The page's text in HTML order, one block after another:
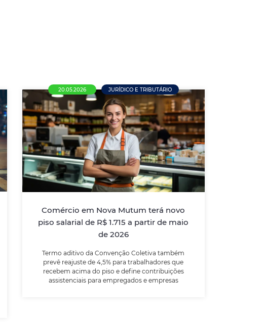
20.05.2026 JURÍDICO E TRIBUTÁRIO
Comércio em Nova Mutum terá novo
piso salarial de R$ 1.715 a partir de maio
de 2026
Termo aditivo da Convenção Coletiva também
prevê reajuste de 4,5% para trabalhadores que
recebem acima do piso e define contribuições
assistenciais para empregados e empresas
Comércio em Nova Mutum terá
novo piso salarial de R$ 1.715 a
partir de maio de 2026
Termo aditivo da Convenção Coletiva
trabalhadores que recebem acima do piso e
empregados e empresas
LEIA MAIS